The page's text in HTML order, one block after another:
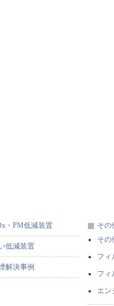
・PM低減装置
低減装置
解決事例
その
その
フィ
フィ
エン